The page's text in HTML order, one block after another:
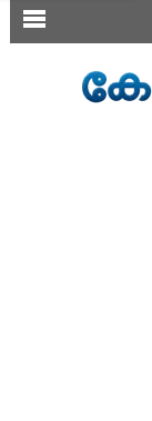
SECTIONS